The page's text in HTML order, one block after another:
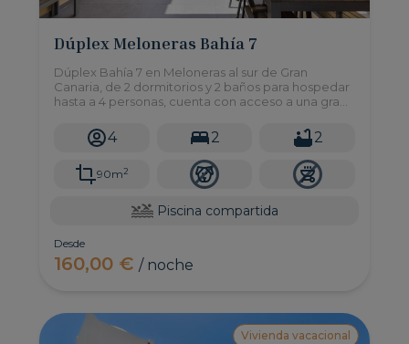
Dúplex Meloneras Bahía 7
Dúplex Bahía 7 en Meloneras al sur de Gran
Canaria, de 2 dormitorios y 2 baños para hospedar
hasta a 4 personas, cuenta con acceso a una gran
4 2 2
90m2
Piscina compartida
Desde
160,00 €/ noche
Vivienda vacacional